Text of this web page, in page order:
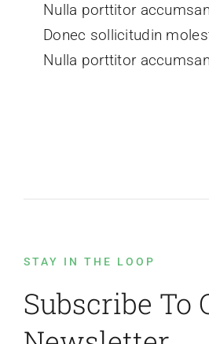
Nulla porttitor
Donec sollicitudin
Nulla porttitor
STAY IN THE LOOP
Subscribe To